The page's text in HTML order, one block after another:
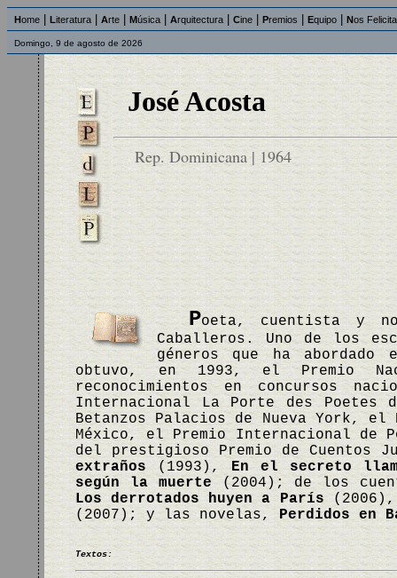
Home Literatura Arte Música Arquitectura Cine Premios Equipo Nos
Domingo, 9 de agosto de 2026
José Acosta
Rep. Dominicana | 1964
Poeta, cuentista y
Caballeros. Uno de los
géneros que ha
obtuvo, en 1993, el Premio
reconocimientos en concursos
Internacional La Porte des Poetes
Betanzos Palacios de Nueva York,
México, el Premio Internacional de
del prestigioso Premio de Cuentos
extraños (1993),En el secreto
según la muerte (2004); de los
Los derrotados huyen a París
(2007); y las novelas, Perdidos en
Textos: